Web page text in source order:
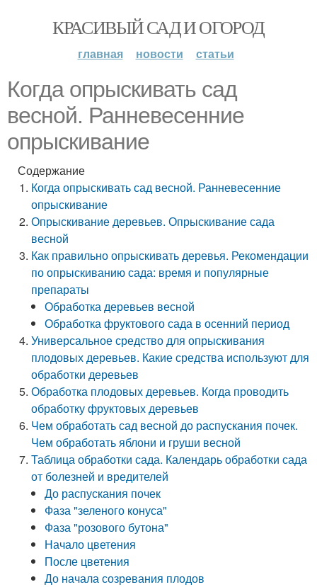
КРАСИВЫЙ САД И ОГОРОД
главная новости статьи
Когда опрыскивать сад
весной. Ранневесенние
опрыскивание
Содержание
Когда опрыскивать сад весной. Ранневесенние
опрыскивание
Опрыскивание деревьев. Опрыскивание сада
весной
Как правильно опрыскивать деревья. Рекомендации
по опрыскиванию сада: время и популярные
препараты
Обработка деревьев весной
Обработка фруктового сада в осенний период
Универсальное средство для опрыскивания
плодовых деревьев. Какие средства используют для
обработки деревьев
Обработка плодовых деревьев. Когда проводить
обработку фруктовых деревьев
Чем обработать сад весной до распускания почек.
Чем обработать яблони и груши весной
Таблица обработки сада. Календарь обработки сада
от болезней и вредителей
До распускания почек
Фаза "зеленого конуса"
Фаза "розового бутона"
Начало цветения
После цветения
До начала созревания плодов